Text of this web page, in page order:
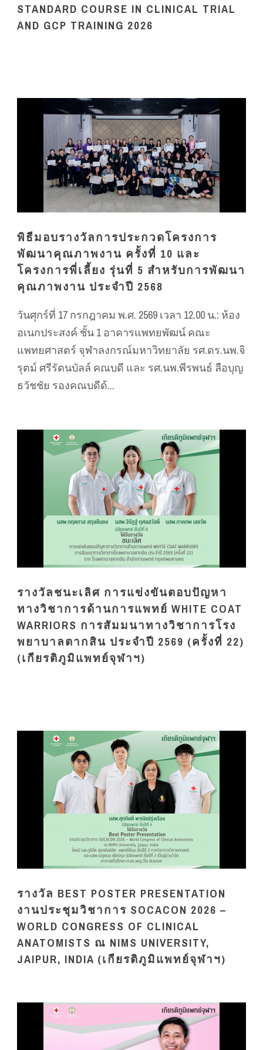
STANDARD COURSE IN CLINICAL TRIAL
AND GCP TRAINING 2026
พิธีมอบรางวัลการประกวดโครงการ
พัฒนาคุณภาพงาน ครั้งที่ 10 และ
โครงการพี่เลี้ยง รุ่นที่ 5 สำหรับการพัฒนา
คุณภาพงาน ประจำปี 2568
วันศุกร์ที่ 17 กรกฎาคม พ.ศ. 2569 เวลา 12.00 น.: ห้อง
อเนกประสงค์ ชั้น 1 อาคารแพทยพัฒน์ คณะ
แพทยศาสตร์ จุฬาลงกรณ์มหาวิทยาลัย รศ.ดร.นพ.จิ
รุตม์ ศรีรัตนบัลล์ คณบดี และ รศ.นพ.พีรพนธ์ ลือบุญ
ธวัชชัย รองคณบดีด้...
รางวัลชนะเลิศ การแข่งขันตอบปัญหา
ทางวิชาการด้านการแพทย์ WHITE COAT
WARRIORS การสัมมนาทางวิชาการโรง
พยาบาลตากสิน ประจำปี 2569 (ครั้งที่ 22)
(เกียรติภูมิแพทย์จุฬาฯ)
รางวัล BEST POSTER PRESENTATION
งานประชุมวิชาการ SOCACON 2026 –
WORLD CONGRESS OF CLINICAL
ANATOMISTS ณ NIMS UNIVERSITY,
JAIPUR, INDIA (เกียรติภูมิแพทย์จุฬาฯ)